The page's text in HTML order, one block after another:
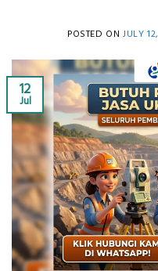
POSTED ONJULY
12
Jul